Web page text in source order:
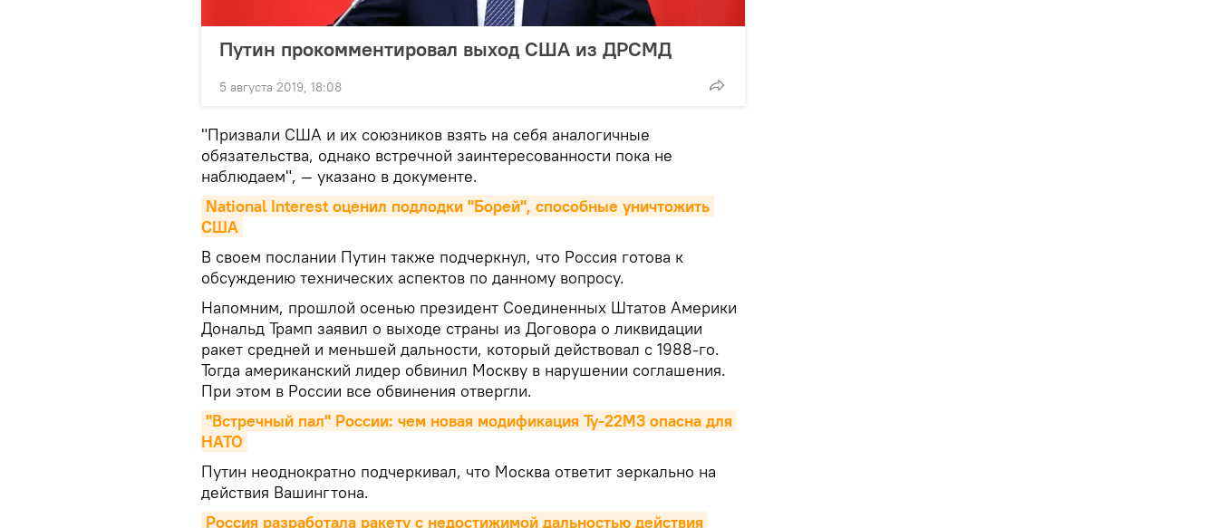
Путин прокомментировал выход США из ДРСМД
5 августа 2019, 18:08
"Призвали США и их союзников взять на себя аналогичные
обязательства, однако встречной заинтересованности пока не
наблюдаем", — указано в документе.
National Interest оценил подлодки "Борей", способные уничтожить
США
В своем послании Путин также подчеркнул, что Россия готова к
обсуждению технических аспектов по данному вопросу.
Напомним, прошлой осенью президент Соединенных Штатов Америки
Дональд Трамп заявил о выходе страны из Договора о ликвидации
ракет средней и меньшей дальности, который действовал с 1988-го.
Тогда американский лидер обвинил Москву в нарушении соглашения.
При этом в России все обвинения отвергли.
"Встречный пал" России: чем новая модификация Ту-22М3 опасна для
НАТО
Путин неоднократно подчеркивал, что Москва ответит зеркально на
действия Вашингтона.
Россия разработала ракету с недостижимой дальностью действия